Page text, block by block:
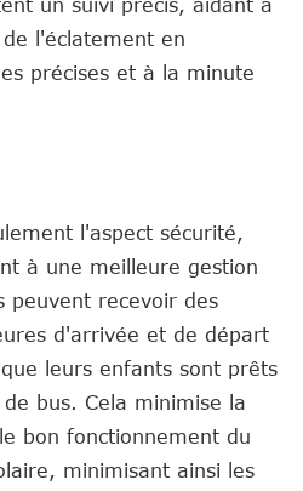
un suivi précis, aidant à
l'éclatement en
précises et à la minute
l'aspect sécurité,
à une meilleure gestion
peuvent recevoir des
d'arrivée et de départ
leurs enfants sont prêts
bus. Cela minimise la
bon fonctionnement du
minimisant ainsi les